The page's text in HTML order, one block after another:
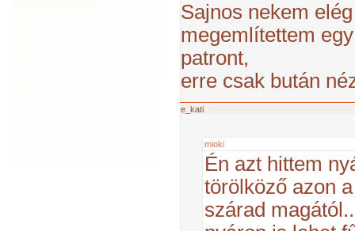
Sajnos nekem
megemlítettem
patront,
erre csak bután
e_kati
mioki
Én azt hittem
törölköző azon
szárad